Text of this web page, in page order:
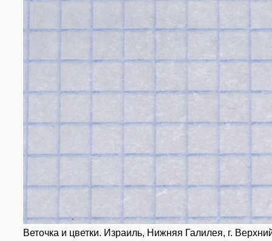
Веточка и цветки. Израиль, Нижняя Галилея, г.